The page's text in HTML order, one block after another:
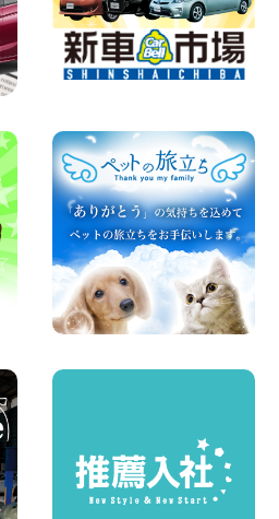
ず営業します! 神奈川県 横浜
100円レンタカー 横浜旭南本宿町
2026年08月07日
便利で最適!(禁煙車両) 香川県
100円レンタカー 坂出川津
2026年08月07日
アのレンタカーが2台になりま
阜県 各務原那加店
100円レンタカー 各務原那加
2026年08月06日
す!!コンパクトSUV 軽 ミニバ
車種多数!!関東圏必見♪ 東京都
100円レンタカー 町田根岸
2026年08月06日
ませんか?? 兵庫県 加古川店
ワゴンGL!!クルーズコントロ
ている〜!! 福島県 福島笹木野
100円レンタカー 福島笹木野